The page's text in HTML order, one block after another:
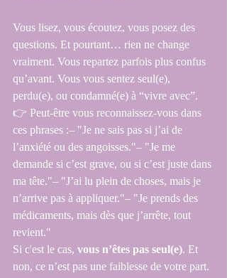
Vous lisez, vous écoutez, vous posez des
questions. Et pourtant… rien ne change
vraiment. Vous repartez parfois plus confus
qu’avant. Vous vous sentez seul(e),
perdu(e), ou condamné(e) à “vivre avec”.
👉 Peut-être vous reconnaissez-vous dans
ces phrases :– "Je ne sais pas si j’ai de
l’anxiété ou des angoisses."– "Je me
demande si c’est grave, ou si c’est juste dans
ma tête."– "J’ai lu plein de choses, mais je
n’arrive pas à appliquer."– "Je prends des
médicaments, mais dès que j’arrête, tout
revient."
Si c'est le cas, vous n’êtes pas seul(e). Et
non, ce n’est pas une faiblesse de votre part.